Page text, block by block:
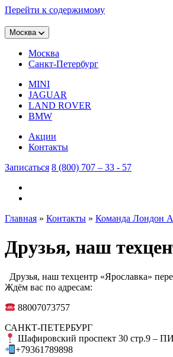
Перейти к содержимому
Москва
Москва
Санкт-Петербург
MINI
JAGUAR
LAND ROVER
BMW
Акции
Контакты
Записаться 8 (800) 707 – 33 - 57
Главная » Контакты » Команда Лондон
Друзья, наш
Друзья, наш техцентр «Ярославка»
Ждём вас по адресам:
88007073757
САНКТ-ПЕТЕРБУРГ
Шафировский проспект 30 стр.9 –
+79361789898